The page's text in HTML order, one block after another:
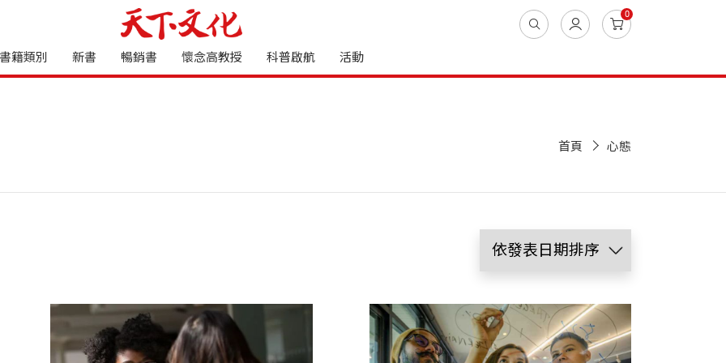
0
書籍類別 新書 暢銷書 懷念高教授 科普啟航 活動
首頁 心態